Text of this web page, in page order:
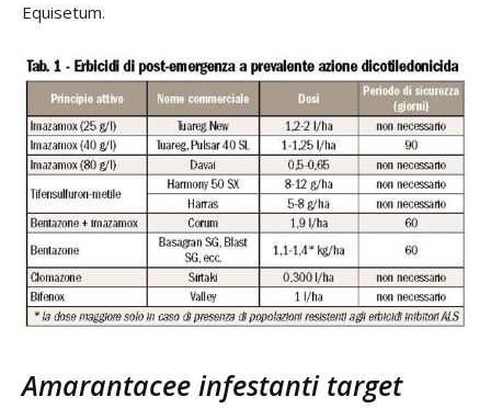
Equisetum.
Amarantacee infestanti target